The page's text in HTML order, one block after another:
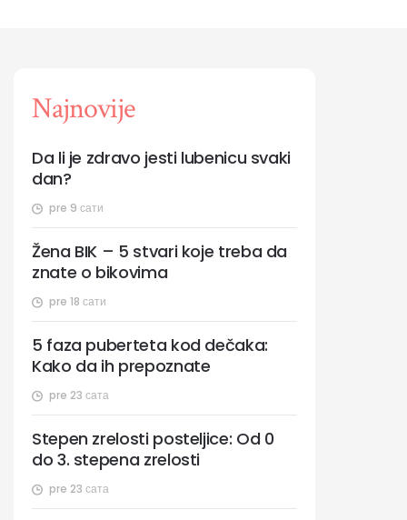
Najnovije
pre 9 сати
Da li je zdravo jesti lubenicu svaki
dan?
pre 18 сати
Žena BIK – 5 stvari koje treba da
znate o bikovima
pre 23 сата
5 faza puberteta kod dečaka:
Kako da ih prepoznate
pre 23 сата
Stepen zrelosti posteljice: Od 0
do 3. stepena zrelosti